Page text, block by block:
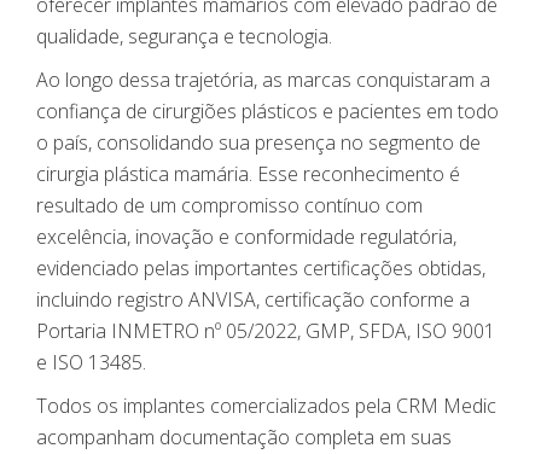
qualidade, segurança e tecnologia.
Ao longo dessa trajetória, as marcas conquistaram a
confiança de cirurgiões plásticos e pacientes em todo
o país, consolidando sua presença no segmento de
cirurgia plástica mamária. Esse reconhecimento é
resultado de um compromisso contínuo com
excelência, inovação e conformidade regulatória,
evidenciado pelas importantes certificações obtidas,
incluindo registro ANVISA, certificação conforme a
Portaria INMETRO nº 05/2022, GMP, SFDA, ISO 9001
e ISO 13485.
Todos os implantes comercializados pela CRM Medic
acompanham documentação completa em suas